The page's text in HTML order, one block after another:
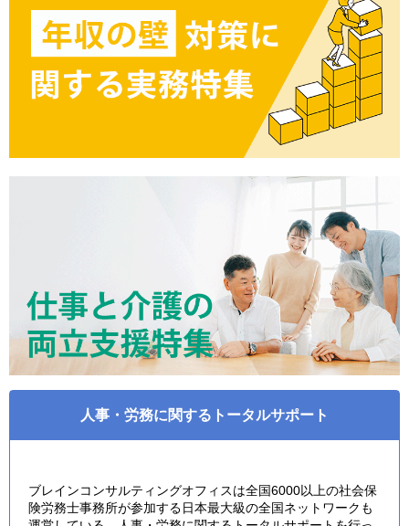
人事・労務に関するトータルサポート
ブレインコンサルティングオフィスは全国6000以上の社会保
険労務士事務所が参加する日本最大級の全国ネットワークも